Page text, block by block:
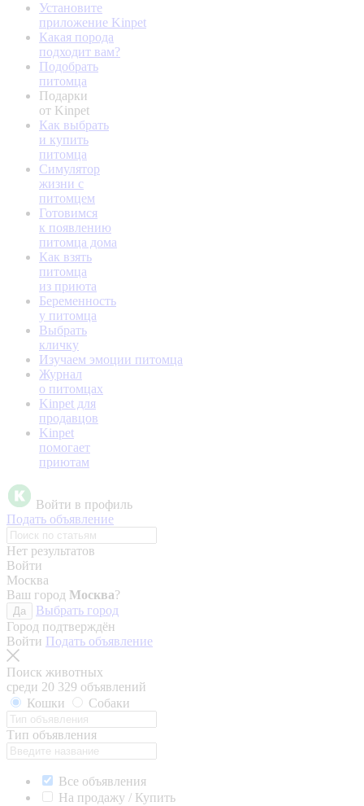
Установите
приложение Kinpet
Какая порода
подходит вам?
Подобрать
питомца
Подарки
от Kinpet
Как выбрать
и купить
питомца
Симулятор
жизни с
питомцем
Готовимся
к появлению
питомца дома
Как взять
питомца
из приюта
Беременность
у питомца
Выбрать
кличку
Изучаем эмоции питомца
Журнал
о питомцах
Kinpet для
продавцов
Kinpet
помогает
приютам
Войти в профиль
Подать объявление
Нет результатов
Войти
Москва
Ваш город Москва?
Да
Выбрать город
Город подтверждён
Войти Подать объявление
Поиск животных
среди 20 329 объявлений
Кошки
Собаки
Тип объявления
Все объявления
На продажу / Купить